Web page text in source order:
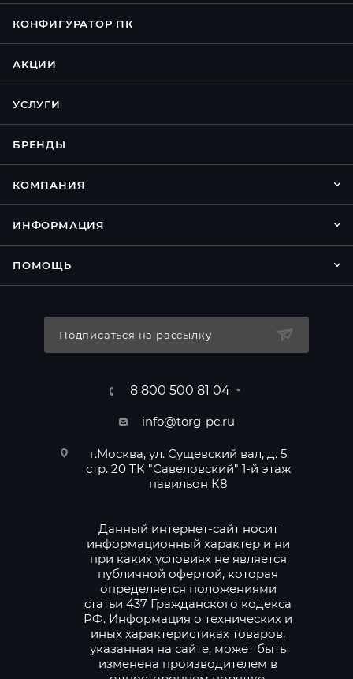
КОНФИГУРАТОР ПК
АКЦИИ
УСЛУГИ
БРЕНДЫ
КОМПАНИЯ
ИНФОРМАЦИЯ
ПОМОЩЬ
Подписаться на рассылку
8 800 500 81 04
info@torg-pc.ru
г.Москва, ул. Сущевский вал, д. 5
стр. 20 ТК "Савеловский" 1-й этаж
павильон К8
Данный интернет-сайт носит
информационный характер и ни
при каких условиях не является
публичной офертой, которая
определяется положениями
статьи 437 Гражданского кодекса
РФ. Информация о технических и
иных характеристиках товаров,
указанная на сайте, может быть
изменена производителем в